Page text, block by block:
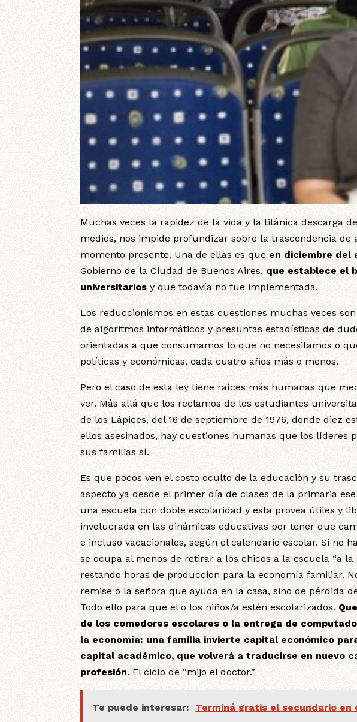
Muchas veces la rapidez de la vida y la titánica descarga
medios, nos impide profundizar sobre la trascendencia de
momento presente. Una de ellas es que en diciembre del
Gobierno de la Ciudad de Buenos Aires, que establece el
universitariosy que todavía no fue implementada.
Los reduccionismos en estas cuestiones muchas veces
de algoritmos informáticos y presuntas estadísticas de
orientadas a que consumamos lo que no necesitamos o
políticas y económicas, cada cuatro años más o menos.
Pero el caso de esta ley tiene raíces más humanas que
ver. Más allá que los reclamos de los estudiantes
de los Lápices, del 16 de septiembre de 1976, donde diez
ellos asesinados, hay cuestiones humanas que los líderes
sus familias sí.
Es que pocos ven el costo oculto de la educación y su
aspecto ya desde el primer día de clases de la primaria
una escuela con doble escolaridad y esta provea útiles y
involucrada en las dinámicas educativas por tener que
e incluso vacacionales, según el calendario escolar. Si no
se ocupa al menos de retirar a los chicos a la escuela “a
restando horas de producción para la economía familiar.
remise o la señora que ayuda en la casa, sino de pérdida
Todo ello para que el o los niños/a estén escolarizados.
de los comedores escolares o la entrega de
la economía: una familia invierte capital económico
capital académico, que volverá a traducirse en nuevo
profesión. El ciclo de “mijo el doctor.”
Te puede interesar: Terminá gratis el secundario